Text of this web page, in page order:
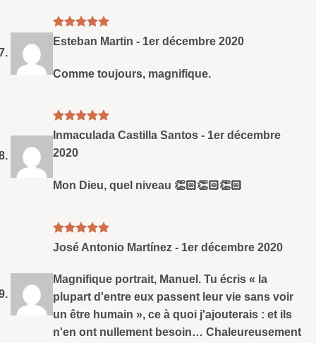
Note5sud
Esteban Martin - 1er décembre 2020
Comme toujours, magnifique.
Note5sud
Inmaculada Castilla Santos - 1er décembre
2020
Mon Dieu, quel niveau 👏🏻👏🏻👏🏻
Note 5sud
José Antonio Martínez - 1er décembre 2020
Magnifique portrait, Manuel. Tu écris « la
plupart d'entre eux passent leur vie sans voir
un être humain », ce à quoi j'ajouterais : et ils
n'en ont nullement besoin… Chaleureusement